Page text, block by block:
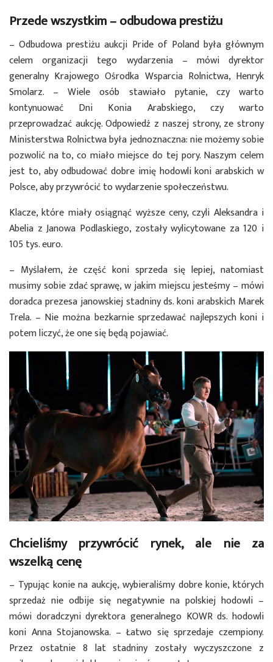
Przede wszystkim – odbudowa prestiżu
– Odbudowa prestiżu aukcji Pride of Poland była głównym
celem organizacji tego wydarzenia – mówi dyrektor
generalny Krajowego Ośrodka Wsparcia Rolnictwa, Henryk
Smolarz. – Wiele osób stawiało pytanie, czy warto
kontynuować Dni Konia Arabskiego, czy warto
przeprowadzać aukcję. Odpowiedź z naszej strony, ze strony
Ministerstwa Rolnictwa była jednoznaczna: nie możemy sobie
pozwolić na to, co miało miejsce do tej pory. Naszym celem
jest to, aby odbudować dobre imię hodowli koni arabskich w
Polsce, aby przywrócić to wydarzenie społeczeństwu.
Klacze, które miały osiągnąć wyższe ceny, czyli Aleksandra i
Abelia z Janowa Podlaskiego, zostały wylicytowane za 120 i
105 tys. euro.
– Myślałem, że część koni sprzeda się lepiej, natomiast
musimy sobie zdać sprawę, w jakim miejscu jesteśmy – mówi
doradca prezesa janowskiej stadniny ds. koni arabskich Marek
Trela. – Nie można bezkarnie sprzedawać najlepszych koni i
potem liczyć, że one się będą pojawiać.
Chcieliśmy przywrócić rynek, ale nie za
wszelką cenę
– Typując konie na aukcję, wybieraliśmy dobre konie, których
sprzedaż nie odbije się negatywnie na polskiej hodowli –
mówi doradczyni dyrektora generalnego KOWR ds. hodowli
koni Anna Stojanowska. – Łatwo się sprzedaje czempiony.
Przez ostatnie 8 lat stadniny zostały wyczyszczone z